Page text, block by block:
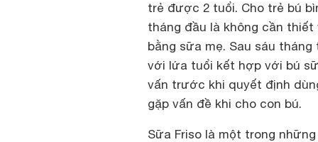
trẻ được 2 tuổi. Cho trẻ bú
tháng đầu là không cần
bằng sữa mẹ. Sau sáu
với lứa tuổi kết hợp với bú
vấn trước khi quyết định
gặp vấn đề khi cho con bú.
Sữa Friso là một trong